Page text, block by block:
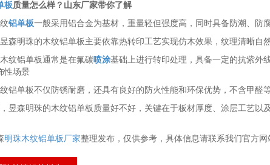
板质量怎么样？山东厂家带你了解
铝单板一般采用铝合金为基材，重量轻但强度高，同时具备防潮、防
森明珠的木纹铝单板主要依靠热转印工艺实现仿木效果，纹理清晰
纹铝单板通常是在氟碳喷涂基础上进行转印处理，具备一定的抗紫外
性场景
铝单板不仅防锈耐磨，还具有良好的防火性能和环保优势，不含甲醛
昱森明珠的木纹铝单板质量好不好，关键在于板材厚度、涂层工艺
明珠木纹铝单板厂家整理发布，仅供参考，具体信息请联系我们官方